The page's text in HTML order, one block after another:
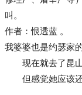
叫。
作者：恨透蓝 。
我婆婆也是约瑟家
现在就去了昆
但感觉她应该还